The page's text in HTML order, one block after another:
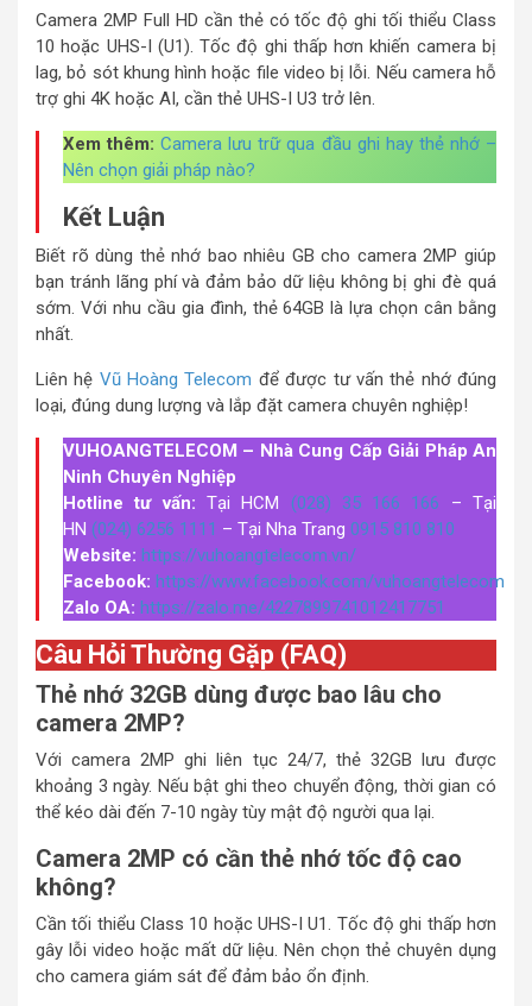
Camera 2MP Full HD cần thẻ có tốc độ ghi tối thiểu Class
10 hoặc UHS-I (U1). Tốc độ ghi thấp hơn khiến camera bị
lag, bỏ sót khung hình hoặc file video bị lỗi. Nếu camera hỗ
trợ ghi 4K hoặc AI, cần thẻ UHS-I U3 trở lên.
Xem thêm: Camera lưu trữ qua đầu ghi hay thẻ nhớ –
Nên chọn giải pháp nào?
Kết Luận
Biết rõ dùng thẻ nhớ bao nhiêu GB cho camera 2MP giúp
bạn tránh lãng phí và đảm bảo dữ liệu không bị ghi đè quá
sớm. Với nhu cầu gia đình, thẻ 64GB là lựa chọn cân bằng
nhất.
Liên hệ Vũ Hoàng Telecom để được tư vấn thẻ nhớ đúng
loại, đúng dung lượng và lắp đặt camera chuyên nghiệp!
VUHOANGTELECOM – Nhà Cung Cấp Giải Pháp An
Ninh Chuyên Nghiệp
Hotline tư vấn: Tại HCM (028) 35 166 166 – Tại
HN (024) 6256 1111 – Tại Nha Trang 0915 810 810
Website: https://vuhoangtelecom.vn/
Facebook: https://www.facebook.com/vuhoangtelecom
Zalo OA: https://zalo.me/4227899741012417751
Câu Hỏi Thường Gặp (FAQ)
Thẻ nhớ 32GB dùng được bao lâu cho
camera 2MP?
Với camera 2MP ghi liên tục 24/7, thẻ 32GB lưu được
khoảng 3 ngày. Nếu bật ghi theo chuyển động, thời gian có
thể kéo dài đến 7-10 ngày tùy mật độ người qua lại.
Camera 2MP có cần thẻ nhớ tốc độ cao
không?
Cần tối thiểu Class 10 hoặc UHS-I U1. Tốc độ ghi thấp hơn
gây lỗi video hoặc mất dữ liệu. Nên chọn thẻ chuyên dụng
cho camera giám sát để đảm bảo ổn định.